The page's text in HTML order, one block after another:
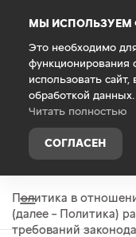
МЫ ИСПОЛЬЗУЕМ
Это необходимо
функционирования
использовать
обработкой данных.
Читать полностью
СОГЛАСЕН
Главная
Правовая
1. Общие
Политика в
(далее -- Политика)
требований